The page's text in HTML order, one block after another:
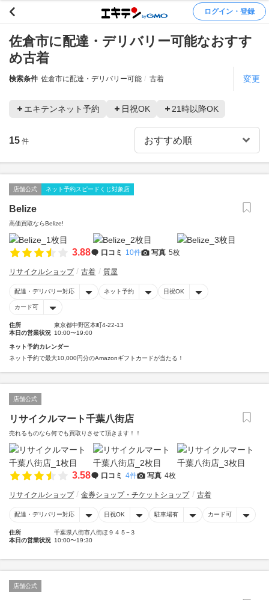
ログイン・登録
佐倉市に配達・デリバリー可能なおすす
め古着
検索条件 佐倉市に配達・デリバリー可能 古着 変更
エキテンネット予約 日祝OK 21時以降OK
15 件
店舗公式 ネット予約スピードくじ対象店
Belize
高価買取ならBelize!
3.88 口コミ 10件 写真 5枚
リサイクルショップ 古着 質屋
配達・デリバリー対応 ネット予約 日祝OK
カード可
住所
東京都中野区本町4-22-13
本日の営業状況 10:00〜19:00
ネット予約カレンダー
ネット予約で最大10,000円分のAmazonギフトカードが当たる！
店舗公式
リサイクルマート千葉八街店
売れるものなら何でも買取りさせて頂きます！！
3.58 口コミ 4件 写真 4枚
リサイクルショップ 金券ショップ・チケットショップ 古着
配達・デリバリー対応 日祝OK 駐車場有 カード可
住所
千葉県八街市八街ほ９４５−３
本日の営業状況 10:00〜19:30
店舗公式